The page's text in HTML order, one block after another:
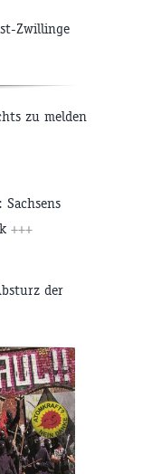
Zwillinge
zu melden
Sachsens
+++
der